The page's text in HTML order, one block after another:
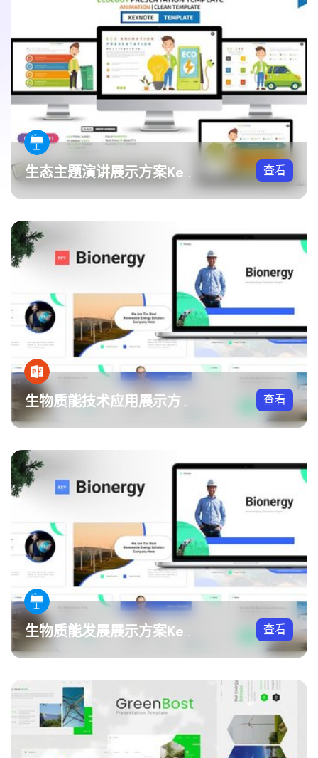
生态主题演讲展示方案Keynote模板 查看
生物质能技术应用展示方案PPT模板 查看
生物质能发展展示方案Keynote模板 查看